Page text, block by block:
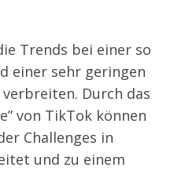
Trends bei einer so
einer sehr geringen
Durch das
von TikTok können
Challenges in
und zu einem